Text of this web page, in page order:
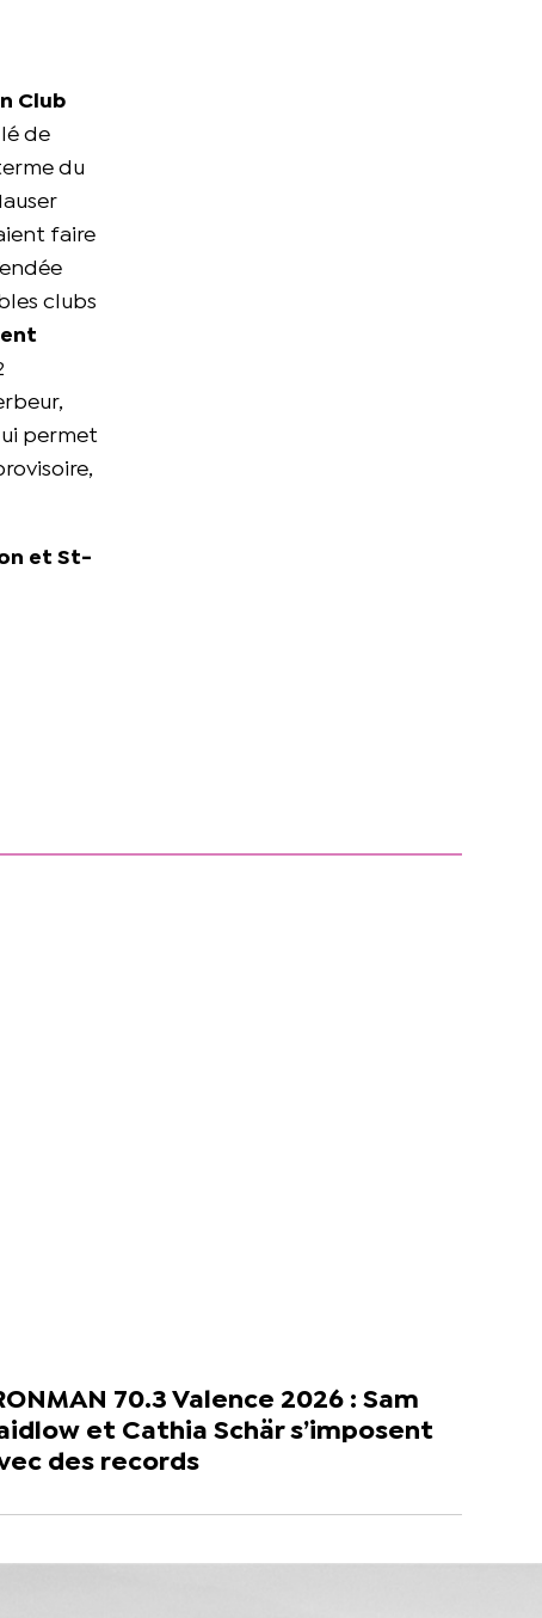
Club
de
du
faire
clubs
permet
et St-
70.3 Valence 2026 : Sam
et Cathia Schär s’imposent
des records